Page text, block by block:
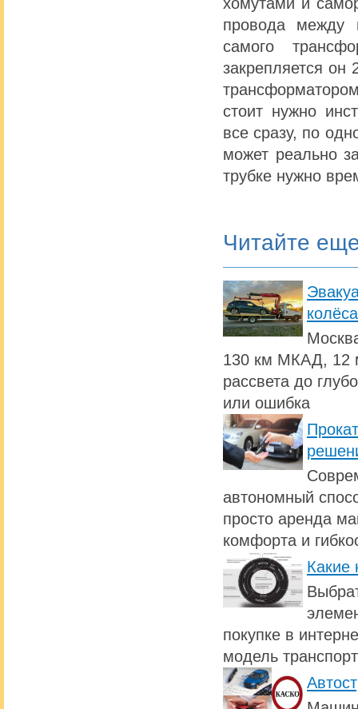
провода между
самого
закрепляется он
стоит нужно
все сразу, по
может реально
трубке нужно
Читайте
130 км МКАД, 12
рассвета до
или ошибка
автономный
просто аренда
комфорта и
Какие
покупке в
модель